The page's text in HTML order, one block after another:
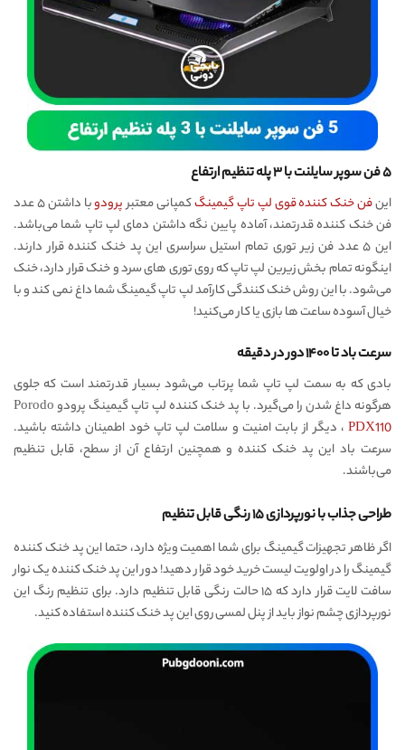
۵ فن سوپر سایلنت با ۳ پله تنظیم ارتفاع
اینفن خنک کننده قوی لپ تاپ گیمینگکمپانی معتبرپرودو
با داشتن ۵ عدد
فن خنک کننده قدرتمند، آماده پایین نگه داشتن دمای لپ تاپ شما می‌باشد.
این ۵ عدد فن زیر توری تمام استیل سراسری این پد خنک کننده قرار دارند.
اینگونه تمام بخش زیرین لپ تاپ که روی توری های سرد و خنک قرار دارد، خنک
می‌شود. با این روش خنک کنندگی کارآمد لپ تاپ گیمینگ شما داغ نمی کند و با
خیال آسوده ساعت ها بازی یا کار می‌کنید!
سرعت باد تا ۱۴۰۰ دور در دقیقه
بادی که به سمت لپ تاپ شما پرتاب می‌شود بسیار قدرتمند است که جلوی
هرگونه داغ شدن را می‌گیرد. با پد خنک کننده لپ تاپ گیمینگ پرودو Porodo
PDX110 ، دیگر از بابت امنیت و سلامت لپ تاپ خود اطمینان داشته باشید.
سرعت باد این پد خنک کننده و همچنین ارتفاع آن از سطح، قابل تنظیم
می‌باشند.
طراحی جذاب با نورپردازی ۱۵ رنگی قابل تنظیم
اگر ظاهر تجهیزات گیمینگ برای شما اهمیت ویژه دارد، حتما این پد خنک کننده
گیمینگ را در اولویت لیست خرید خود قرار دهید! دور این پد خنک کننده یک نوار
سافت لایت قرار دارد که ۱۵ حالت رنگی قابل تنظیم دارد. برای تنظیم رنگ این
نورپردازی چشم نواز باید از پنل لمسی روی این پد خنک کننده استفاده کنید.